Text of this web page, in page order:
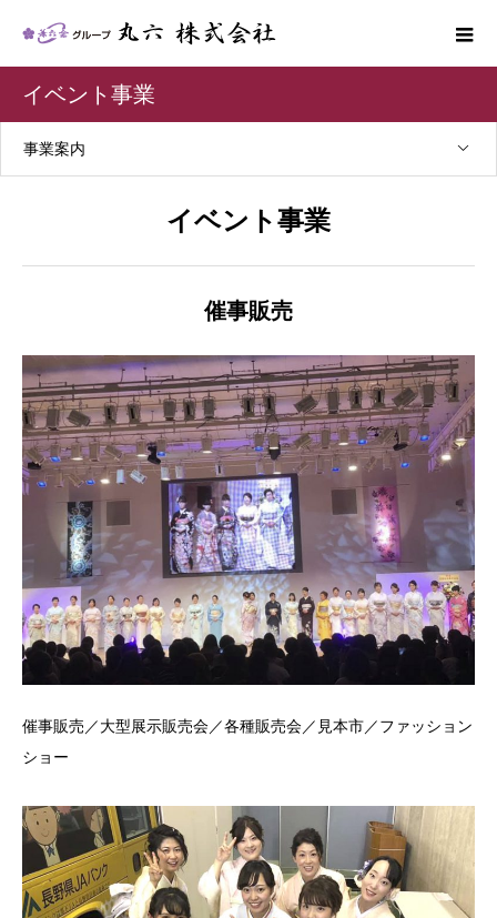
イベント事業
事業案内
イベント事業
催事販売
催事販売／大型展示販売会／各種販売会／見本市／ファッション
ショー